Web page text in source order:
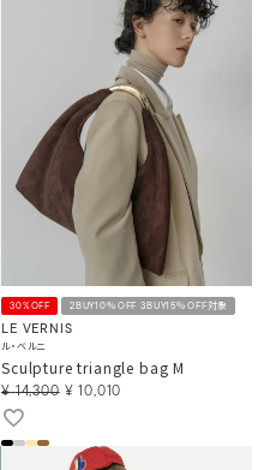
30%OFF 2BUY10％OFF 3BUY15％OFF対象
LE VERNIS
ル・ベルニ
Sculpture triangle bag M
¥ 14,300 ¥ 10,010